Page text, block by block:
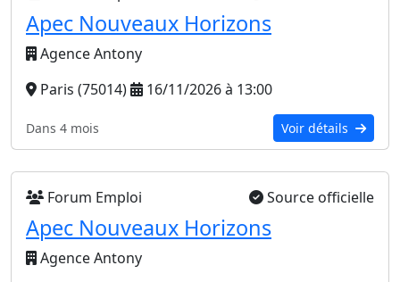
Apec Nouveaux Horizons
Agence Antony
Paris (75014)
16/11/2026 à 13:00
Dans 4 mois Voir détails
Forum Emploi Source officielle
Apec Nouveaux Horizons
Agence Antony